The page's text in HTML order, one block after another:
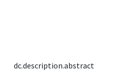
dc.description.abstract